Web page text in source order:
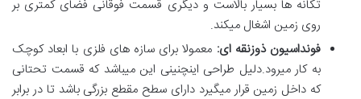
تکانه ها بسیار بالاست و دیگری قسمت فوقانی فضای کمتری بر
روی زمین اشغال میکند.
فونداسیون ذوزنقه ای: معمولا برای سازه های فلزی با ابعاد کوچک
به کار میرود.دلیل طراحی اینچنینی این میباشد که قسمت تحتانی
که داخل زمین قرار میگیرد دارای سطح مقطع بزرگی باشد تا در برابر